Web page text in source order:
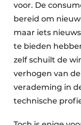
voor. De
bereid om
maar iets
te bieden
zelf schuilt de
verhogen van
verademing in
technische